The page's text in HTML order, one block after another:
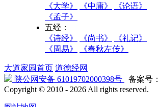
《大学》
《中庸》
《论语》
《孟子》
五经：
《诗经》
《尚书》
《礼记》
《周易》
《春秋左传》
大道家园首页 道德经网
陕公网安备 61019702000398号
备案号：
Copyright © 2010 - 2026 All rights reserved.